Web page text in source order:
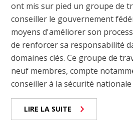
ont mis sur pied un groupe de
conseiller le gouvernement
moyens d'améliorer son
de renforcer sa responsabilité
domaines clés. Ce groupe de
neuf membres, compte
conseiller à la sécurité nationale
LIRE LA SUITE